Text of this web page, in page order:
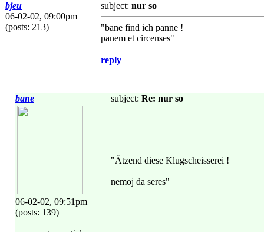
bjeu
06-02-02, 09:00pm
(posts: 213)
subject: nur so
"bane find ich panne !
panem et circenses"
reply
bane
06-02-02, 09:51pm
(posts: 139)
subject: Re: nur so
"Ätzend diese Klugscheisserei !
nemoj da seres"